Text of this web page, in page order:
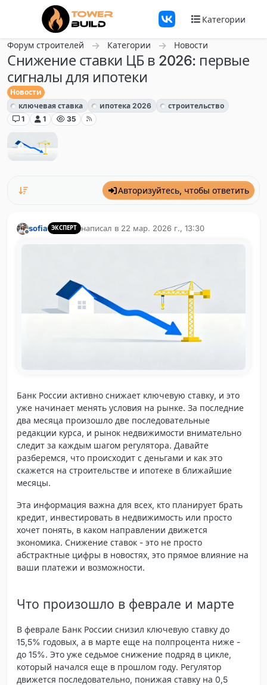
Перейти к содержанию
Категории
Форум строителей Категории Новости
Снижение ставки ЦБ в 2026: первые
сигналы для ипотеки
Новости
ключевая ставка
ипотека 2026
строительство
1
1 35
Авторизуйтесь, чтобы ответить
Не в сети
sofia ЭКСПЕРТ написал в 22 мар. 2026 г., 13:30
отредактировано
Банк России активно снижает ключевую ставку, и это
уже начинает менять условия на рынке. За последние
два месяца произошло две последовательные
редакции курса, и рынок недвижимости внимательно
следит за каждым шагом регулятора. Давайте
разберемся, что происходит с деньгами и как это
скажется на строительстве и ипотеке в ближайшие
месяцы.
Эта информация важна для всех, кто планирует брать
кредит, инвестировать в недвижимость или просто
хочет понять, в каком направлении движется
экономика. Снижение ставок - это не просто
абстрактные цифры в новостях, это прямое влияние на
ваши платежи и возможности.
Что произошло в феврале и марте
В феврале Банк России снизил ключевую ставку до
15,5% годовых, а в марте еще на полпроцента ниже -
до 15%. Это уже седьмое снижение подряд в цикле,
который начался еще в прошлом году. Регулятор
движется последовательно, понижая ставку на 0,5